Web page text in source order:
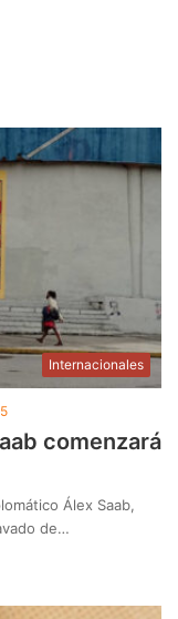
Internacionales
comenzará
Álex Saab,
de…